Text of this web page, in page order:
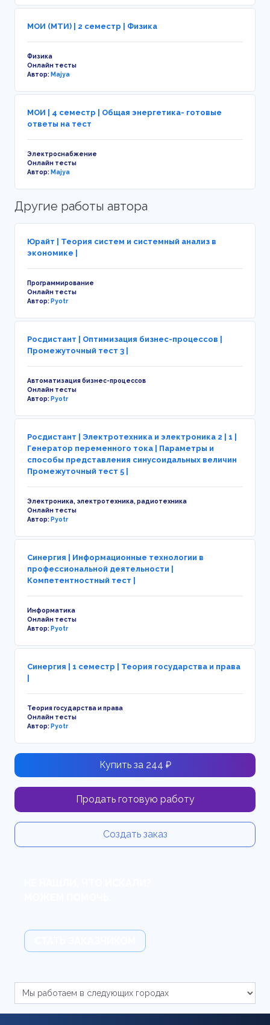
МОИ (МТИ) | 2 семестр | Физика
Физика
Онлайн тесты
Автор:Majya
МОИ | 4 семестр | Общая энергетика- готовые
ответы на тест
Электроснабжение
Онлайн тесты
Автор:Majya
Другие работы автора
Юрайт | Теория систем и системный анализ в
экономике |
Программирование
Онлайн тесты
Автор:Pyotr
Росдистант | Оптимизация бизнес-процессов |
Промежуточный тест 3 |
Автоматизация бизнес-процессов
Онлайн тесты
Автор:Pyotr
Росдистант | Электротехника и электроника 2 | 1 |
Генератор переменного тока | Параметры и
способы представления синусоидальных величин
Промежуточный тест 5 |
Электроника, электротехника, радиотехника
Онлайн тесты
Автор:Pyotr
Синергия | Информационные технологии в
профессиональной деятельности |
Компетентностный тест |
Информатика
Онлайн тесты
Автор:Pyotr
Синергия | 1 семестр | Теория государства и права
Теория государства и права
Онлайн тесты
Автор:Pyotr
Купить за 244 ₽
Продать готовую работу
Создать заказ